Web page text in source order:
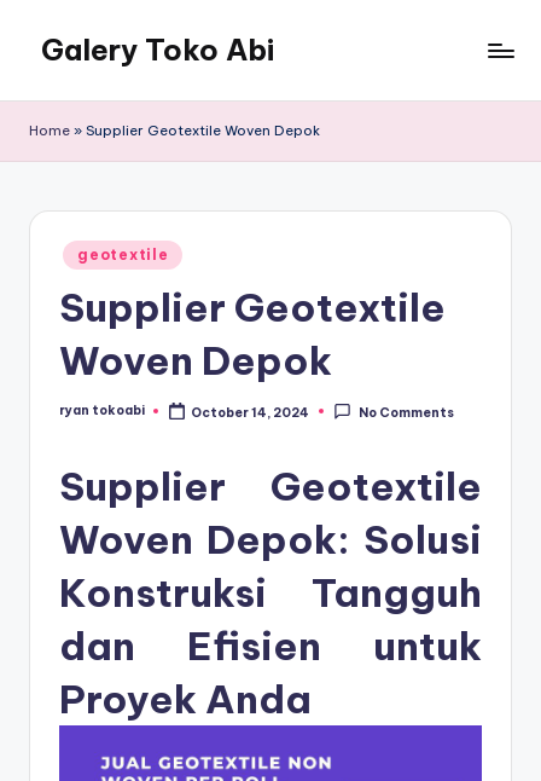
Galery Toko Abi
Home » Supplier Geotextile Woven Depok
Posted
in
geotextile
Supplier Geotextile
Woven Depok
Posted
ryan tokoabi October 14, 2024 No Comments
Supplier Geotextile
Woven Depok: Solusi
Konstruksi Tangguh
dan Efisien untuk
Proyek Anda